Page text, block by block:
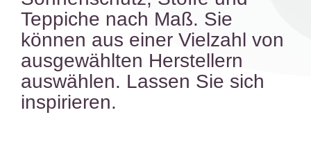
Teppiche nach Maß. Sie
können aus einer Vielzahl von
ausgewählten Herstellern
auswählen. Lassen Sie sich
inspirieren.